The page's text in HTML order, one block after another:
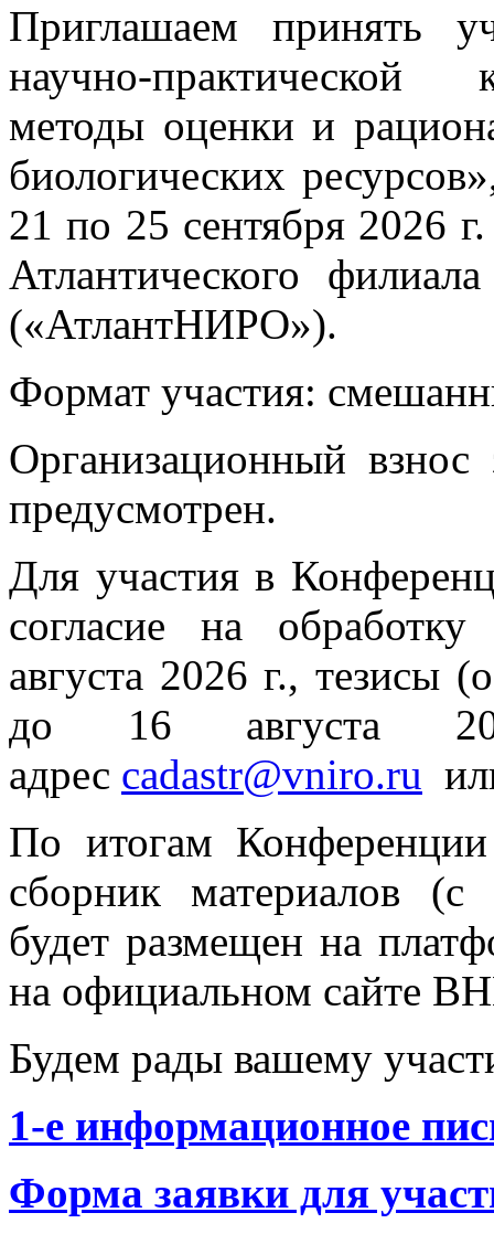
Приглашаем принять
научно-практической
методы оценки и
биологических
21 по 25 сентября 2026
Атлантического
(«АтлантНИРО»).
Формат участия:
Организационный
предусмотрен.
Для участия в
согласие на
августа 2026 г., тезисы
до 16 августа
адрес cadastr@vniro.ru
По итогам
сборник материалов
будет размещен на
на официальном сайте
Будем рады вашему
1-е информационное
Форма заявки для